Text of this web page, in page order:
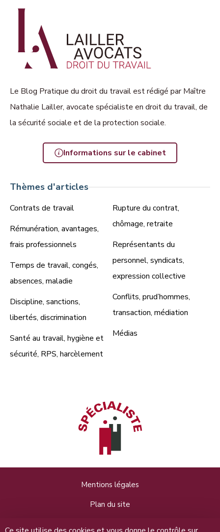
Le Blog Pratique du droit du travail est rédigé par Maître
Nathalie Lailler, avocate spécialiste en droit du travail, de
la sécurité sociale et de la protection sociale.
Informations sur le cabinet
Thèmes d'articles
Contrats de travail
Rémunération, avantages,
frais professionnels
Temps de travail, congés,
absences, maladie
Discipline, sanctions,
libertés, discrimination
Santé au travail, hygiène et
sécurité, RPS, harcèlement
Rupture du contrat,
chômage, retraite
Représentants du
personnel, syndicats,
expression collective
Conflits, prud’hommes,
transaction, médiation
Médias
Mentions légales
Plan du site